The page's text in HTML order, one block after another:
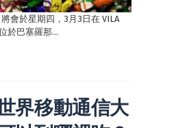
會於星期四，3月3日在 VILA
於巴塞羅那...
界移動通信大